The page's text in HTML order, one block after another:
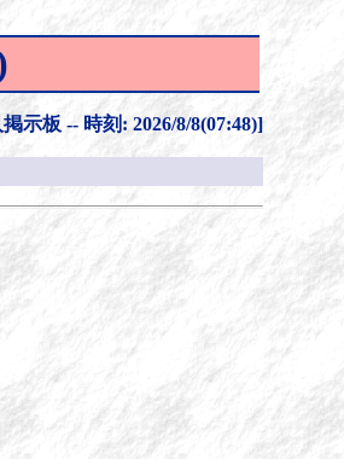
示板 -- 時刻: 2026/8/8(07:48)]